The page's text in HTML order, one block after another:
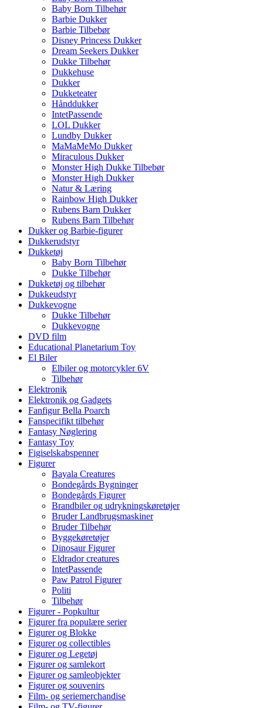
Baby Born Tilbehør
Barbie Dukker
Barbie Tilbebør
Disney Princess Dukker
Dream Seekers Dukker
Dukke Tilbehør
Dukkehuse
Dukker
Dukketeater
Hånddukker
IntetPassende
LOL Dukker
Lundby Dukker
MaMaMeMo Dukker
Miraculous Dukker
Monster High Dukke Tilbebør
Monster High Dukker
Natur & Læring
Rainbow High Dukker
Rubens Barn Dukker
Rubens Barn Tilbehør
Dukker og Barbie-figurer
Dukkerudstyr
Dukketøj
Baby Born Tilbehør
Dukke Tilbehør
Dukketøj og tilbehør
Dukkeudstyr
Dukkevogne
Dukke Tilbehør
Dukkevogne
DVD film
Educational Planetarium Toy
El Biler
Elbiler og motorcykler 6V
Tilbehør
Elektronik
Elektronik og Gadgets
Fanfigur Bella Poarch
Fanspecifikt tilbehør
Fantasy Nøglering
Fantasy Toy
Figiselskabspenner
Figurer
Bayala Creatures
Bondegårds Bygninger
Bondegårds Figurer
Brandbiler og udrykningskøretøjer
Bruder Landbrugsmaskiner
Bruder Tilbehør
Byggekøretøjer
Dinosaur Figurer
Eldrador creatures
IntetPassende
Paw Patrol Figurer
Politi
Tilbehør
Figurer - Popkultur
Figurer fra populære serier
Figurer og Blokke
Figurer og collectibles
Figurer og Legetøj
Figurer og samlekort
Figurer og samleobjekter
Figurer og souvenirs
Film- og seriemerchandise